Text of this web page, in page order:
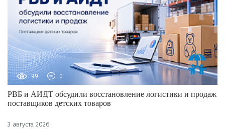
99 0
РВБ и АИДТ обсудили восстановление логистики и продаж
поставщиков детских товаров
3 августа 2026